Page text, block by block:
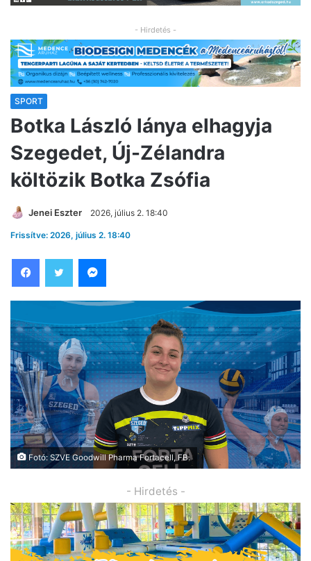
- Hirdetés -
SPORT
Botka László lánya elhagyja
Szegedet, Új-Zélandra
költözik Botka Zsófia
Jenei Eszter 2026, július 2. 18:40
Frissítve: 2026, július 2. 18:40
Fotó: SZVE Goodwill Pharma Fortacell, FB.
- Hirdetés -